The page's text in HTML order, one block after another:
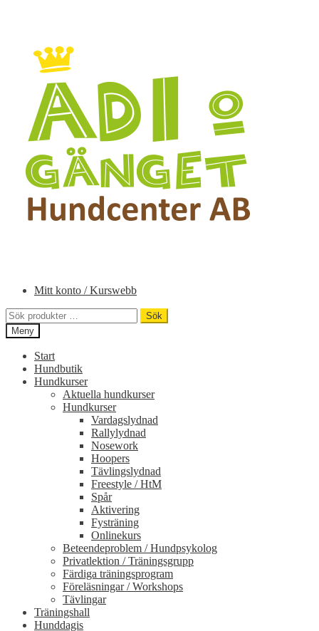
Mitt konto / Kurswebb
Sök
efter:
Sök
Meny
Start
Hundbutik
Hundkurser
Aktuella hundkurser
Hundkurser
Vardagslydnad
Rallylydnad
Nosework
Hoopers
Tävlingslydnad
Freestyle / HtM
Spår
Aktivering
Fysträning
Onlinekurs
Beteendeproblem / Hundpsykolog
Privatlektion / Träningsgrupp
Färdiga träningsprogram
Föreläsningar / Workshops
Tävlingar
Träningshall
Hunddagis